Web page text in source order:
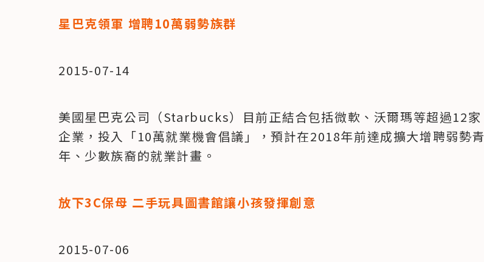
星巴克領軍 增聘10萬弱勢族群
2015-07-14
美國星巴克公司（Starbucks）目前正結合包括微軟、沃爾瑪等超過12家
企業，投入「10萬就業機會倡議」，預計在2018年前達成擴大增聘弱勢青
年、少數族裔的就業計畫。
放下3C保母 二手玩具圖書館讓小孩發揮創意
2015-07-06